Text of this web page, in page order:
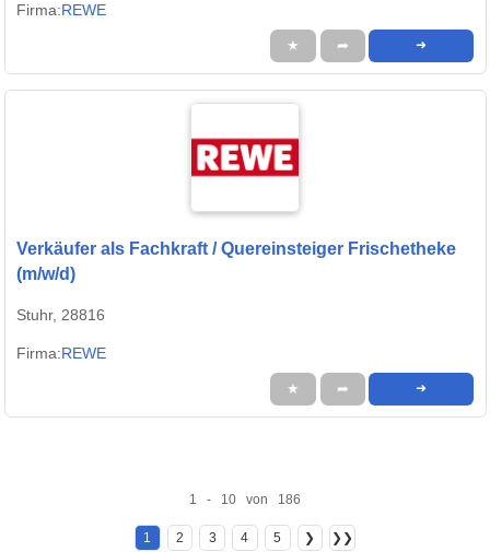
Firma:REWE
★ ➦ ➜
Verkäufer als Fachkraft / Quereinsteiger Frischetheke
(m/w/d)
Stuhr, 28816
Firma:REWE
★ ➦ ➜
1 - 10 von 186
1 2 3 4 5 ❯ ❯❯